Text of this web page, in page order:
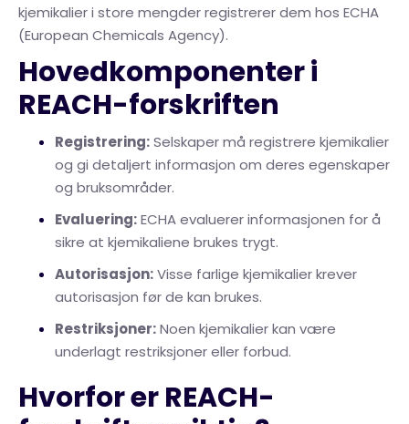
kjemikalier i store mengder registrerer dem hos ECHA
(European Chemicals Agency).
Hovedkomponenter i
REACH-forskriften
Registrering:Selskaper må registrere kjemikalier
og gi detaljert informasjon om deres egenskaper
og bruksområder.
Evaluering:ECHA evaluerer informasjonen for å
sikre at kjemikaliene brukes trygt.
Autorisasjon:Visse farlige kjemikalier krever
autorisasjon før de kan brukes.
Restriksjoner:Noen kjemikalier kan være
underlagt restriksjoner eller forbud.
Hvorfor er REACH-